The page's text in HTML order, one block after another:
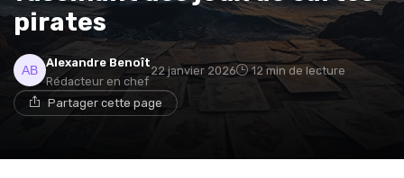
pirates
Alexandre Benoît
Rédacteur en chef
22 janvier 2026 12 min de lecture
Partager cette page